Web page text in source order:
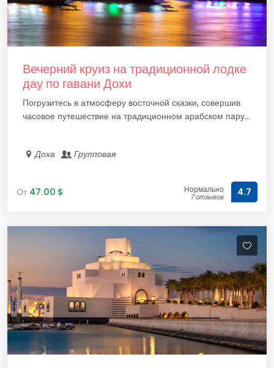
Вечерний круиз на традиционной лодке
дау по гавани Дохи
Погрузитесь в атмосферу восточной сказки, совершив
часовое путешествие на традиционном арабском пару...
Доха Групповая
От 47.00 $ Нормально
7 отзывов 4.7